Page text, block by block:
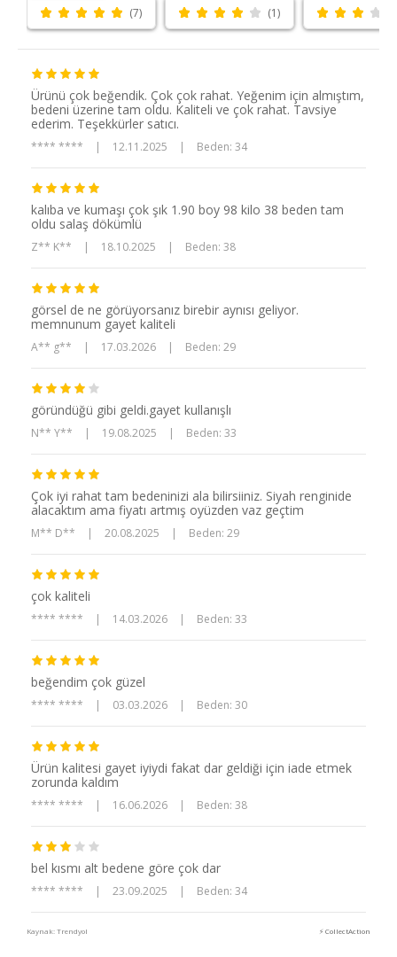
(7) (1)
Ürünü çok beğendik. Çok çok rahat. Yeğenim için almıştım,
bedeni üzerine tam oldu. Kaliteli ve çok rahat. Tavsiye
ederim. Teşekkürler satıcı.
**** **** | 12.11.2025 | Beden: 34
kalıba ve kumaşı çok şık 1.90 boy 98 kilo 38 beden tam
oldu salaş dökümlü
Z** K** | 18.10.2025 | Beden: 38
görsel de ne görüyorsanız birebir aynısı geliyor.
memnunum gayet kaliteli
A** g** | 17.03.2026 | Beden: 29
göründüğü gibi geldi.gayet kullanışlı
N** Y** | 19.08.2025 | Beden: 33
Çok iyi rahat tam bedeninizi ala bilirsiiniz. Siyah renginide
alacaktım ama fiyatı artmış oyüzden vaz geçtim
M** D** | 20.08.2025 | Beden: 29
çok kaliteli
**** **** | 14.03.2026 | Beden: 33
beğendim çok güzel
**** **** | 03.03.2026 | Beden: 30
Ürün kalitesi gayet iyiydi fakat dar geldiği için iade etmek
zorunda kaldım
**** **** | 16.06.2026 | Beden: 38
bel kısmı alt bedene göre çok dar
**** **** | 23.09.2025 | Beden: 34
Kaynak: Trendyol ⚡ CollectAction